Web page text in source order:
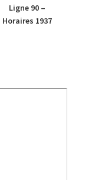
Ligne 90 –
Horaires 1937